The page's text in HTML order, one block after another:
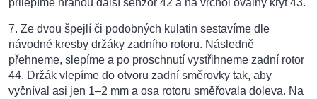
7. Ze dvou špejlí či podobných kulatin sestavíme dle
návodné kresby držáky zadního rotoru. Následně
přehneme, slepíme a po proschnutí vystřihneme zadní rotor
44. Držák vlepíme do otvoru zadní směrovky tak, aby
vyčníval asi jen 1–2 mm a osa rotoru směřovala doleva. Na